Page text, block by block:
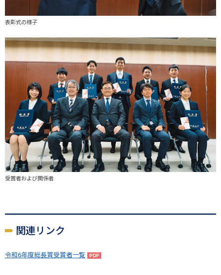
表彰式の様子
受賞者および関係者
関連リンク
令和6年度総長賞受賞者一覧